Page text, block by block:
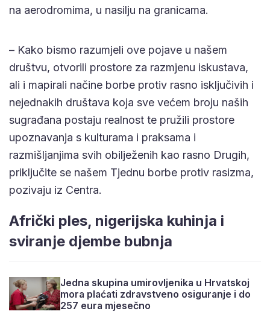
na aerodromima, u nasilju na granicama.
– Kako bismo razumjeli ove pojave u našem
društvu, otvorili prostore za razmjenu iskustava,
ali i mapirali načine borbe protiv rasno isključivih i
nejednakih društava koja sve većem broju naših
sugrađana postaju realnost te pružili prostore
upoznavanja s kulturama i praksama i
razmišljanjima svih obilježenih kao rasno Drugih,
priključite se našem Tjednu borbe protiv rasizma,
pozivaju iz Centra.
Afrički ples, nigerijska kuhinja i
sviranje djembe bubnja
Jedna skupina umirovljenika u Hrvatskoj
mora plaćati zdravstveno osiguranje i do
257 eura mjesečno